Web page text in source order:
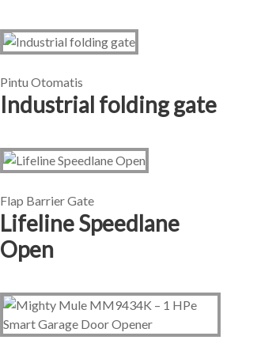
Pintu Otomatis
Industrial folding gate
Flap Barrier Gate
Lifeline Speedlane
Open